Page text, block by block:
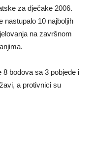
za dječake 2006.
nastupalo 10 najboljih
na završnom
8 bodova sa 3 pobjede i
a protivnici su